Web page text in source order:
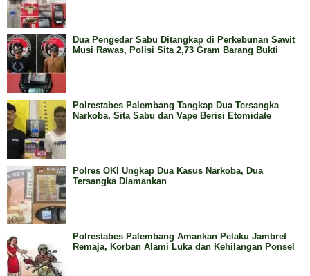
Dua Pengedar Sabu Ditangkap di Perkebunan Sawit
Musi Rawas, Polisi Sita 2,73 Gram Barang Bukti
Polrestabes Palembang Tangkap Dua Tersangka
Narkoba, Sita Sabu dan Vape Berisi Etomidate
Polres OKI Ungkap Dua Kasus Narkoba, Dua
Tersangka Diamankan
Polrestabes Palembang Amankan Pelaku Jambret
Remaja, Korban Alami Luka dan Kehilangan Ponsel